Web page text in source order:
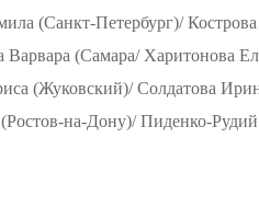
(Санкт-Петербург)/
Варвара (Самара/ Харитонова
(Жуковский)/ Солдатова
на-Дону)/ Пиденко-